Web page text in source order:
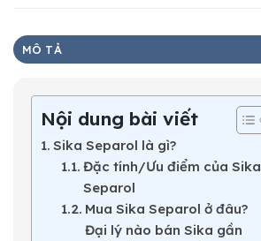
MÔ TẢ
Nội dung bài viết
Sika Separol là gì?
Đặc tính/Ưu điểm của Sika
Separol
Mua Sika Separol ở đâu?
Đại lý nào bán Sika gần